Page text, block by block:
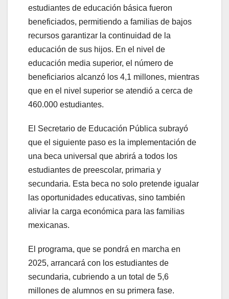
estudiantes de educación básica fueron
beneficiados, permitiendo a familias de bajos
recursos garantizar la continuidad de la
educación de sus hijos. En el nivel de
educación media superior, el número de
beneficiarios alcanzó los 4,1 millones, mientras
que en el nivel superior se atendió a cerca de
460.000 estudiantes.
El Secretario de Educación Pública subrayó
que el siguiente paso es la implementación de
una beca universal que abrirá a todos los
estudiantes de preescolar, primaria y
secundaria. Esta beca no solo pretende igualar
las oportunidades educativas, sino también
aliviar la carga económica para las familias
mexicanas.
El programa, que se pondrá en marcha en
2025, arrancará con los estudiantes de
secundaria, cubriendo a un total de 5,6
millones de alumnos en su primera fase.